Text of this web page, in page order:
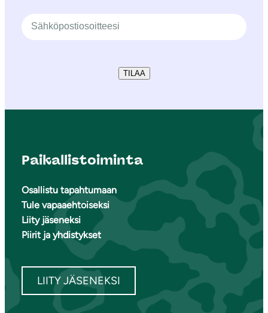
TILAA
Paikallistoiminta
Osallistu tapahtumaan
Tule vapaaehtoiseksi
Liity jäseneksi
Piirit ja yhdistykset
LIITY JÄSENEKSI